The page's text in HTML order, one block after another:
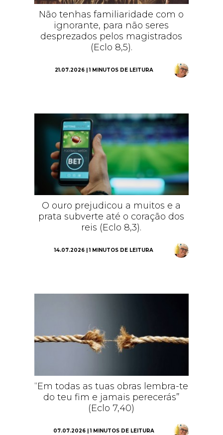
Não tenhas familiaridade com o
ignorante, para não seres
desprezados pelos magistrados
(Eclo 8,5).
21.07.2026 | 1 MINUTOS DE LEITURA
O ouro prejudicou a muitos e a
prata subverte até o coração dos
reis (Eclo 8,3).
14.07.2026 | 1 MINUTOS DE LEITURA
“Em todas as tuas obras lembra-te
do teu fim e jamais perecerás”
(Eclo 7,40)
07.07.2026 | 1 MINUTOS DE LEITURA